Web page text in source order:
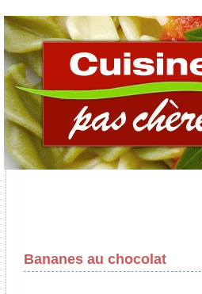
Bananes au chocolat